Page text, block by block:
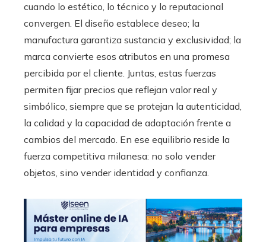
cuando lo estético, lo técnico y lo reputacional
convergen. El diseño establece deseo; la
manufactura garantiza sustancia y exclusividad; la
marca convierte esos atributos en una promesa
percibida por el cliente. Juntas, estas fuerzas
permiten fijar precios que reflejan valor real y
simbólico, siempre que se protejan la autenticidad,
la calidad y la capacidad de adaptación frente a
cambios del mercado. En ese equilibrio reside la
fuerza competitiva milanesa: no solo vender
objetos, sino vender identidad y confianza.